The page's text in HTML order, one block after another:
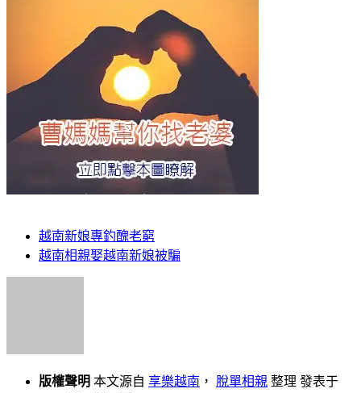
越南新娘專釣醜老窮
越南相親娶越南新娘被騙
版權聲明 本文源自 享樂越南 ， 脫單相親 整理 發表于